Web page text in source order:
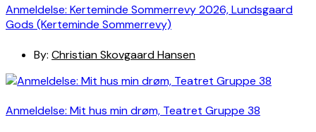
Anmeldelse: Kerteminde Sommerrevy 2026, Lundsgaard
Gods (Kerteminde Sommerrevy)
By: Christian Skovgaard Hansen
Anmeldelse: Mit hus min drøm, Teatret Gruppe 38